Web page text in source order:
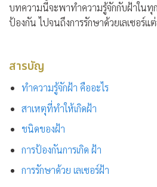
บทความนี้จะพาทำความรู้จักกับฝ้าใน
ป้องกัน ไปจนถึงการรักษาด้วยเลเซอร์
สารบัญ
ทำความรู้จักฝ้า คืออะไร
สาเหตุที่ทำให้เกิดฝ้า
ชนิดของฝ้า
การป้องกันการเกิด ฝ้า
การรักษาด้วย เลเซอร์ฝ้า